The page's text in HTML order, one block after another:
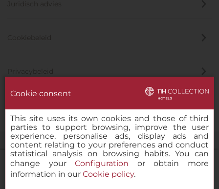
Privacybeleid
Cookie consent
This site uses its own cookies and those of third
parties to support browsing, improve the user
experience, personalise ads, display ads and
content relating to your preferences and conduct
statistical analysis on browsing habits. You can
change yourConfiguration or obtain more
information in our Cookie policy.